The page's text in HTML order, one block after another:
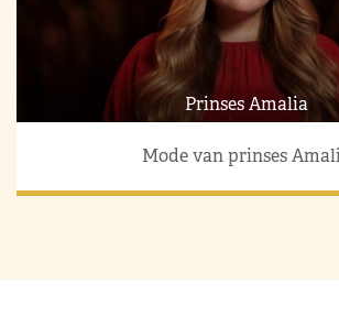
Prinses Amalia
Mode van prinses